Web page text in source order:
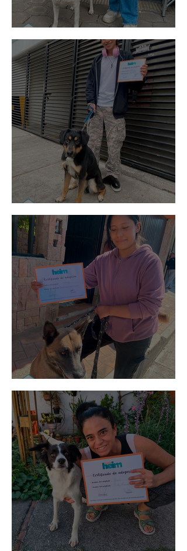
Vaquita
Spot
Morris